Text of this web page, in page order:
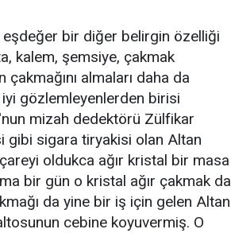
bir diğer belirgin özelliği
kalem, şemsiye, çakmak
çakmağını almaları daha da
gözlemleyenlerden birisi
mizah dedektörü Zülfikar
gibi sigara tiryakisi olan Altan
oldukca ağır kristal bir masa
bir gün o kristal ağır çakmak da
da yine bir iş için gelen Altan
cebine koyuvermiş. O